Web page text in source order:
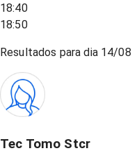
18:40
18:50
Resultados para dia 14/08
Tec Tomo Stcr